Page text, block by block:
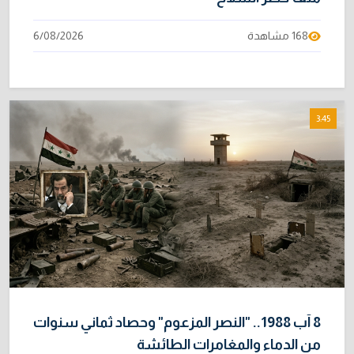
168 مشاهدة 6/08/2026
3:45
8 آب 1988.. "النصر المزعوم" وحصاد ثماني سنوات
من الدماء والمغامرات الطائشة